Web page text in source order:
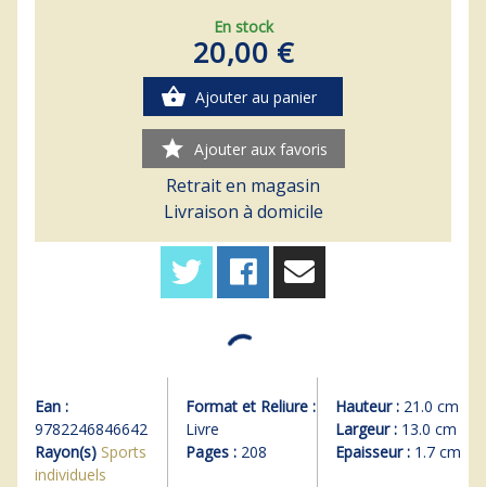
En stock
20,00 €
shopping_basket Ajouter au panier
star Ajouter aux favoris
Retrait en magasin
Livraison à domicile
Ean :
9782246846642
Rayon(s) Sports
individuels
Format et Reliure :
Livre
Pages :208
Hauteur : 21.0 cm
Largeur : 13.0 cm
Epaisseur : 1.7 cm